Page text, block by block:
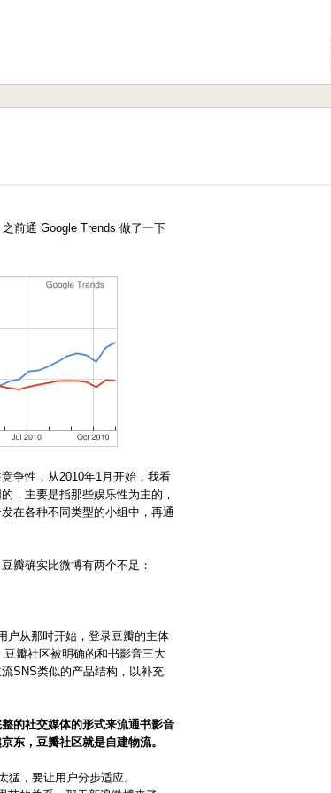
前通 Google Trends 做了一下
争性，从2010年1月开始，我看
，主要是指那些娱乐性为主的，
在各种不同类型的小组中，再通
瓣确实比微博有两个不足：
户从那时开始，登录豆瓣的主体
瓣社区被明确的和书影音三大
SNS类似的产品结构，以补充
的社交媒体的形式来流通书影音
东，豆瓣社区就是自建物流。
猛，要让用户分步适应。